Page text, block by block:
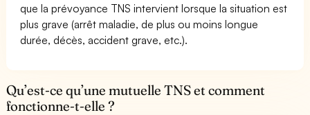
que la prévoyance TNS intervient lorsque la situation est
plus grave (arrêt maladie, de plus ou moins longue
durée, décès, accident grave, etc.).
Qu’est-ce qu’une mutuelle TNS et comment
fonctionne-t-elle ?